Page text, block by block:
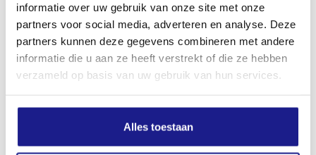
informatie over uw gebruik van onze site met onze
partners voor social media, adverteren en analyse. Deze
partners kunnen deze gegevens combineren met andere
informatie die u aan ze heeft verstrekt of die ze hebben
verzameld op basis van uw gebruik van hun services.
Alles toestaan
OPENINGSTIJDEN
Maandag t/m vrijdag: 07:30 - 17:00
Zaterdag: 09:00 - 12:00
Zondag: gesloten